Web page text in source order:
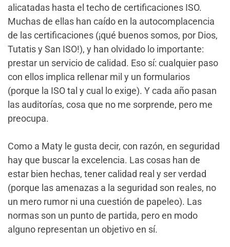
alicatadas hasta el techo de certificaciones ISO.
Muchas de ellas han caído en la autocomplacencia
de las certificaciones (¡qué buenos somos, por Dios,
Tutatis y San ISO!), y han olvidado lo importante:
prestar un servicio de calidad. Eso sí: cualquier paso
con ellos implica rellenar mil y un formularios
(porque la ISO tal y cual lo exige). Y cada año pasan
las auditorías, cosa que no me sorprende, pero me
preocupa.
Como a Maty le gusta decir, con razón, en seguridad
hay que buscar la excelencia. Las cosas han de
estar bien hechas, tener calidad real y ser verdad
(porque las amenazas a la seguridad son reales, no
un mero rumor ni una cuestión de papeleo). Las
normas son un punto de partida, pero en modo
alguno representan un objetivo en sí.